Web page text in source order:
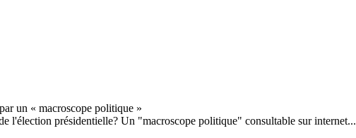
l'élection présidentielle? Un "macroscope politique" consultable sur internet...